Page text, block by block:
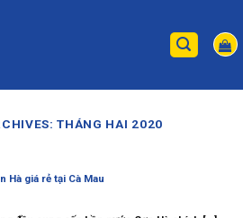
THÁNG HAI 2020
Hà giá rẻ tại Cà Mau